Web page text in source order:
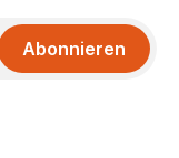
Abonnieren